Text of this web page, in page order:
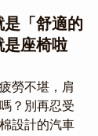
「舒適的
是座椅啦
勞不堪，肩
？別再忍受
設計的汽車